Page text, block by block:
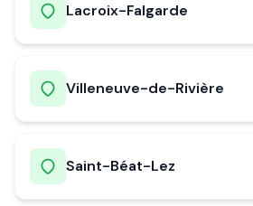
Lacroix-Falgarde
Villeneuve-de-Rivière
Saint-Béat-Lez